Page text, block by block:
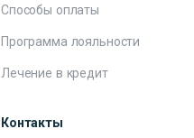
Способы оплаты
Программа лояльности
Лечение в кредит
Контакты